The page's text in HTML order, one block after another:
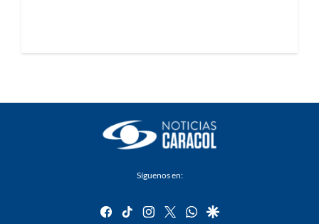
Síguenos en:
facebook
tiktok instagram
twitterwhatsapp
google